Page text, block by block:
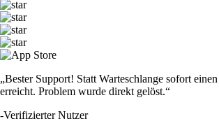
„Bester Support! Statt Warteschlange sofort
erreicht. Problem wurde direkt gelöst.“
-Verifizierter Nutzer